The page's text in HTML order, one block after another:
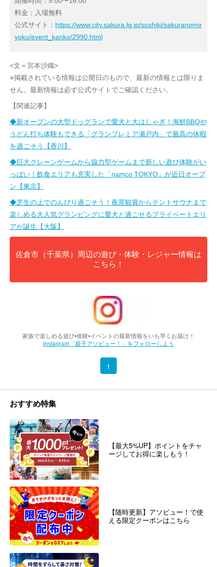
料金：入場無料
公式サイト： https://www.city.sakura.lg.jp/soshiki/sakuranomir
yoku/event_kanko/2990.html
<文＝宮本沙織>
※掲載されている情報は公開日のもので、最新の情報とは限りま
せん。最新情報は必ず公式サイトでご確認ください。
【関連記事】
◆新オープンの大型ドッグランで愛犬と大はしゃぎ！海鮮BBQや
うどん打ち体験もできる「グランプレミア瀬戸内」で最高の休暇
を過ごそう【香川】
◆巨大クレーンゲームから協力型ゲームまで新しい遊び体験がい
っぱい！飲食エリアも充実した「namco TOKYO」が近日オープ
ン【東京】
◆芝生の上でのんびり過ごそう！夜景観賞からテントサウナまで
楽しめる大人気グランピングに愛犬と過ごせるプライベートエリ
アが誕生【大阪】
佐倉市（千葉県）周辺の遊び・体験・レジャー情報は
こちら！
家族で楽しめる遊び•体験•イベントの最新情報をいち早くお届け！
Instagram「親子アソビュー！」をフォローしよう
1
おすすめ特集
【最大5%UP】ポイントをチャ
ージしてお得に楽しもう！
【随時更新】アソビュー！で使
える限定クーポンはこちら